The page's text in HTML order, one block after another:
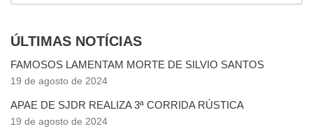
ÚLTIMAS NOTÍCIAS
FAMOSOS LAMENTAM MORTE DE SILVIO SANTOS
19 de agosto de 2024
APAE DE SJDR REALIZA 3ª CORRIDA RÚSTICA
19 de agosto de 2024